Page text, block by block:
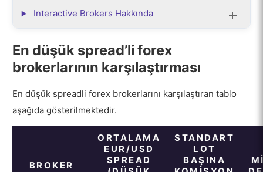
Interactive Brokers Hakkında
En düşük spread’li forex
brokerlarının karşılaştırması
En düşük spreadli forex brokerlarını karşılaştıran tablo
aşağıda gösterilmektedir.
BROKER
ORTALAMA
EUR/USD
SPREAD
STANDART
LOT
BAŞINA